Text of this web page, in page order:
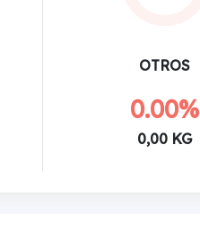
OTROS
0.00%
0,00 KG